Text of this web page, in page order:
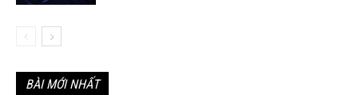
BÀI MỚI NHẤT